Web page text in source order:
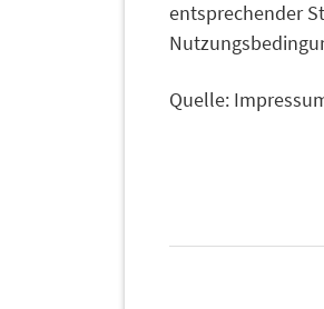
entsprechender
Quelle: